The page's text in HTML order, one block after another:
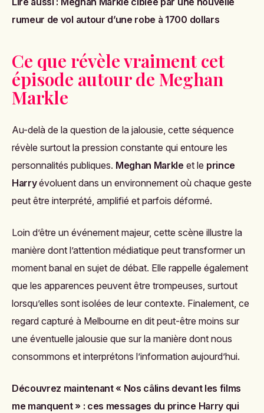
rumeur de vol autour d’une robe à 1700 dollars
Ce que révèle vraiment cet
épisode autour de Meghan
Markle
Au-delà de la question de la jalousie, cette séquence
révèle surtout la pression constante qui entoure les
personnalités publiques. Meghan Markle et le prince
Harryévoluent dans un environnement où chaque geste
peut être interprété, amplifié et parfois déformé.
Loin d’être un événement majeur, cette scène illustre la
manière dont l’attention médiatique peut transformer un
moment banal en sujet de débat. Elle rappelle également
que les apparences peuvent être trompeuses, surtout
lorsqu’elles sont isolées de leur contexte. Finalement, ce
regard capturé à Melbourne en dit peut-être moins sur
une éventuelle jalousie que sur la manière dont nous
consommons et interprétons l’information aujourd’hui.
Découvrez maintenant « Nos câlins devant les films
me manquent » : ces messages du prince Harry qui